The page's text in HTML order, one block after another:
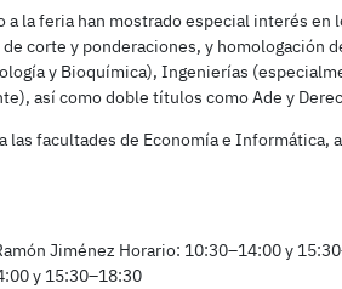
la feria han mostrado especial interés
corte y ponderaciones, y
y Bioquímica), Ingenierías
así como doble títulos como Ade y
las facultades de Economía e
Jiménez Horario: 10:30–14:00 y
y 15:30–18:30